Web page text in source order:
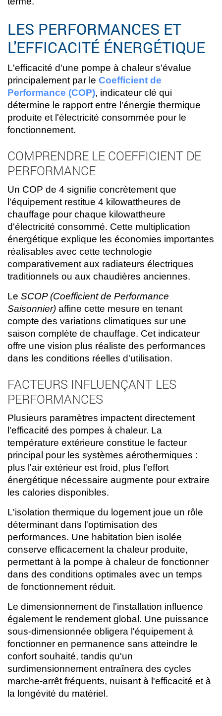
LES PERFORMANCES ET
L'EFFICACITÉ ÉNERGÉTIQUE
L'efficacité d'une pompe à chaleur s'évalue
principalement par le Coefficient de
Performance (COP), indicateur clé qui
détermine le rapport entre l'énergie thermique
produite et l'électricité consommée pour le
fonctionnement.
COMPRENDRE LE COEFFICIENT DE
PERFORMANCE
Un COP de 4 signifie concrètement que
l'équipement restitue 4 kilowattheures de
chauffage pour chaque kilowattheure
d'électricité consommé. Cette multiplication
énergétique explique les économies importantes
réalisables avec cette technologie
comparativement aux radiateurs électriques
traditionnels ou aux chaudières anciennes.
Le SCOP (Coefficient de Performance
Saisonnier) affine cette mesure en tenant
compte des variations climatiques sur une
saison complète de chauffage. Cet indicateur
offre une vision plus réaliste des performances
dans les conditions réelles d'utilisation.
FACTEURS INFLUENÇANT LES
PERFORMANCES
Plusieurs paramètres impactent directement
l'efficacité des pompes à chaleur. La
température extérieure constitue le facteur
principal pour les systèmes aérothermiques :
plus l'air extérieur est froid, plus l'effort
énergétique nécessaire augmente pour extraire
les calories disponibles.
L'isolation thermique du logement joue un rôle
déterminant dans l'optimisation des
performances. Une habitation bien isolée
conserve efficacement la chaleur produite,
permettant à la pompe à chaleur de fonctionner
dans des conditions optimales avec un temps
de fonctionnement réduit.
Le dimensionnement de l'installation influence
également le rendement global. Une puissance
sous-dimensionnée obligera l'équipement à
fonctionner en permanence sans atteindre le
confort souhaité, tandis qu'un
surdimensionnement entraînera des cycles
marche-arrêt fréquents, nuisant à l'efficacité et à
la longévité du matériel.